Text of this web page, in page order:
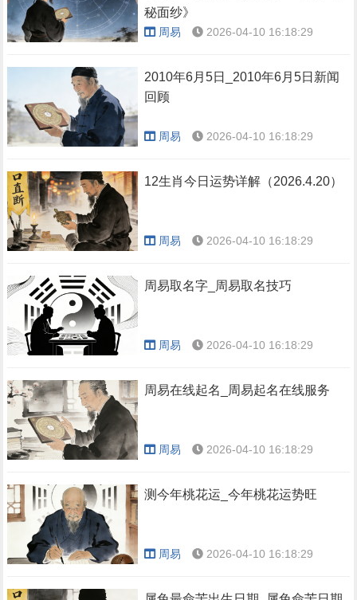
秘面纱》
周易 2026-04-10 16:18:29
2010年6月5日_2010年6月5日新闻
回顾
周易 2026-04-10 16:18:29
12生肖今日运势详解（2026.4.20）
周易 2026-04-10 16:18:29
周易取名字_周易取名技巧
周易 2026-04-10 16:18:29
周易在线起名_周易起名在线服务
周易 2026-04-10 16:18:29
测今年桃花运_今年桃花运势旺
周易 2026-04-10 16:18:29